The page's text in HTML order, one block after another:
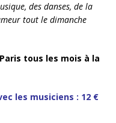
des danses, de la
tout le dimanche
tous les mois à la
les musiciens : 12 €